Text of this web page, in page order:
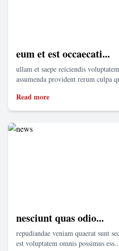
eum et est occaecati...
ullam et saepe reiciendis
assumenda provident rerum culpa
Read more
nesciunt quas odio...
repudiandae veniam quaerat sunt
est voluptatem omnis possimus